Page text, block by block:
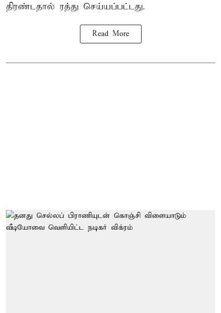
திரண்டதால் ரத்து செய்யப்பட்டது.
Read More